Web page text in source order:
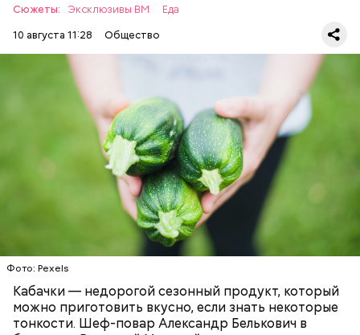
Сюжеты: Эксклюзивы ВМ
Еда
10 августа 11:28
Общество
Фото: Pexels
Кабачки — недорогой сезонный продукт, который
можно приготовить вкусно, если знать некоторые
тонкости. Шеф-повар Александр Белькович в
Что понадобится:
РЕЦЕПТЫ
Ингредиенты